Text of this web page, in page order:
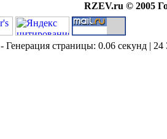
RZEV.ru © 2005
- Генерация страницы: 0.06 секунд |